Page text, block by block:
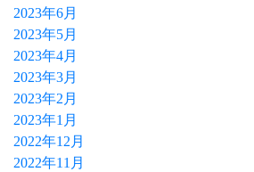
2023年6月
2023年5月
2023年4月
2023年3月
2023年2月
2023年1月
2022年12月
2022年11月